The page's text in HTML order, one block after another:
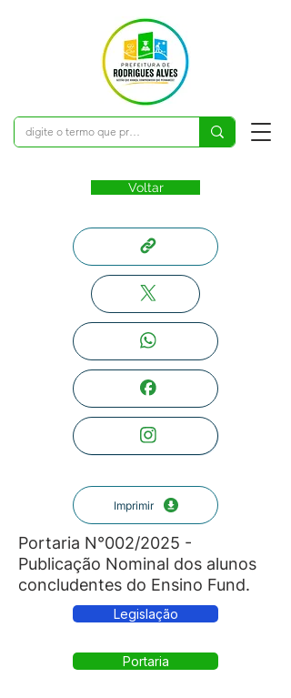
Voltar
Imprimir
Portaria N°002/2025 -
Publicação Nominal dos alunos
concludentes do Ensino Fund.
Legislação
Portaria